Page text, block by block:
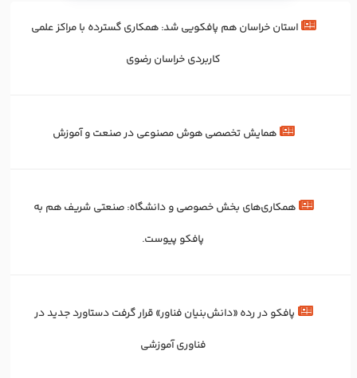
استان خراسان هم پافکویی شد: همکاری‌ گسترده با مراکز علمی
کاربردی خراسان رضوی
همایش تخصصی هوش مصنوعی در صنعت و آموزش
همکاری‌های بخش خصوصی و دانشگاه: صنعتی شریف هم به
پافکو پیوست.
پافکو در رده «دانش‌بنیان فناور» قرار گرفت دستاورد جدید در
فناوری آموزشی